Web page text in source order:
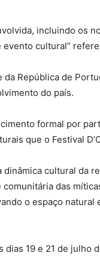
incluindo os
cultural”
República de
do país.
formal por
que o Festival
cultural da
das
o espaço
dias 19 e 21 de julho